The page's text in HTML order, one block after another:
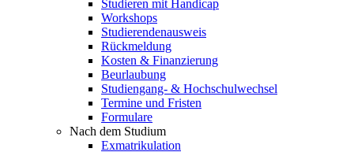
Studieren mit Handicap
Workshops
Studierendenausweis
Rückmeldung
Kosten & Finanzierung
Beurlaubung
Studiengang- & Hochschulwechsel
Termine und Fristen
Formulare
Nach dem Studium
Exmatrikulation